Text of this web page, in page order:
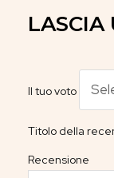
LASCIA
Il tuo voto
Titolo della
Recensione